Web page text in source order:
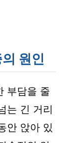
원인
부담을 줄
는 긴 거리
안 앉아 있